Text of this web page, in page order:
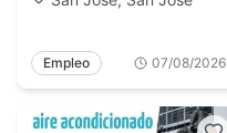
Empleo 07/08/2026